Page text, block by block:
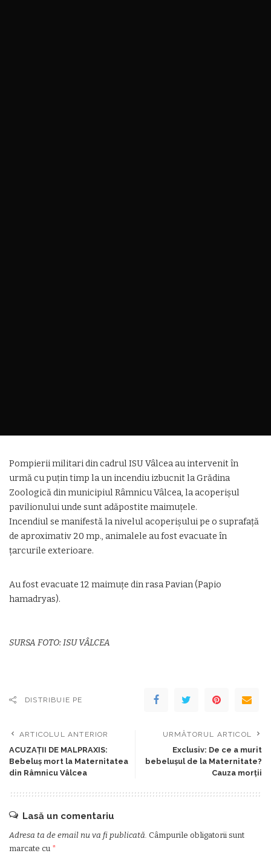
Pompierii militari din cadrul ISU Vâlcea au intervenit în
urmă cu puțin timp la un incendiu izbucnit la Grădina
Zoologică din municipiul Râmnicu Vâlcea, la acoperișul
pavilionului unde sunt adăpostite maimuțele.
Incendiul se manifestă la nivelul acoperișului pe o suprafață
de aproximativ 20 mp., animalele au fost evacuate în
țarcurile exterioare.
Au fost evacuate 12 maimuțe din rasa Pavian (Papio
hamadryas).
SURSA FOTO: ISU VÂLCEA
DISTRIBUIE PE
ARTICOLUL ANTERIOR
ACUZAȚII DE MALPRAXIS:
Bebeluș mort la Maternitatea
din Râmnicu Vâlcea
URMĂTORUL ARTICOL
Exclusiv: De ce a murit
bebelușul de la Maternitate?
Cauza morții
Lasă un comentariu
Adresa ta de email nu va fi publicată. Câmpurile obligatorii sunt
marcate cu *